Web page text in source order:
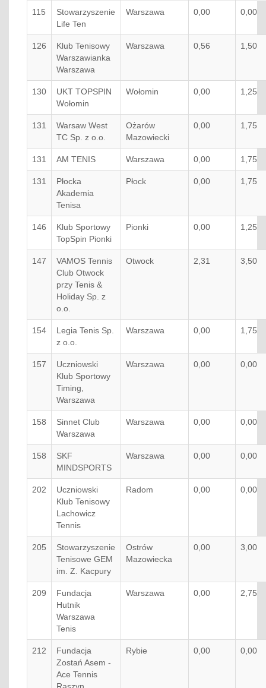
115
Stowarzyszenie
Life Ten
Warszawa 0,00 0,00
126
Klub Tenisowy
Warszawianka
Warszawa
Warszawa 0,56 1,50
130
UKT TOPSPIN
Wołomin
Wołomin 0,00 1,25
131
Warsaw West
TC Sp. z o.o.
Ożarów
Mazowiecki
0,00 1,75
131 AM TENIS Warszawa 0,00 1,75
131
Płocka
Akademia
Tenisa
Płock 0,00 1,75
146
Klub Sportowy
TopSpin Pionki
Pionki 0,00 1,25
147
VAMOS Tennis
Club Otwock
przy Tenis &
Holiday Sp. z
o.o.
Otwock 2,31 3,50
154
Legia Tenis Sp.
z o.o.
Warszawa 0,00 1,75
157
Uczniowski
Klub Sportowy
Timing,
Warszawa
Warszawa 0,00 0,00
158
Sinnet Club
Warszawa
Warszawa 0,00 0,00
158
SKF
MINDSPORTS
Warszawa 0,00 0,00
202
Uczniowski
Klub Tenisowy
Lachowicz
Tennis
Radom 0,00 0,00
205
Stowarzyszenie
Tenisowe GEM
im. Z. Kacpury
Ostrów
Mazowiecka
0,00 3,00
209
Fundacja
Hutnik
Warszawa
Tenis
Warszawa 0,00 2,75
212
Fundacja
Zostań Asem -
Ace Tennis
Rybie 0,00 0,00